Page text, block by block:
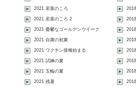
2021 若葉のころ
2021 若葉のころ 2
2021 憂鬱なゴールデンウイーク
2021 自粛の初夏
2021 ワクチン接種始まる
2021 試練の夏
2021 五輪の夏
2021 残暑